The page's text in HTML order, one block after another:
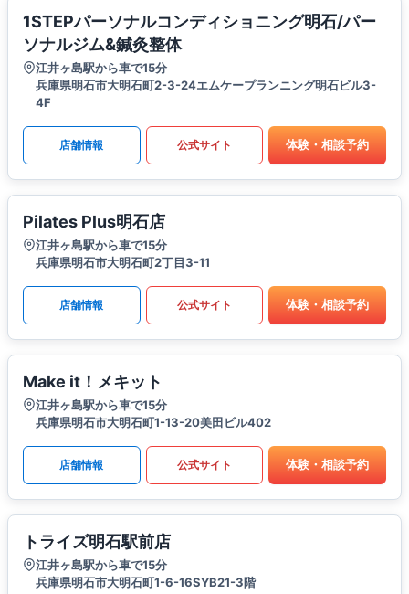
1STEPパーソナルコンディショニング明石/パー
ソナルジム&鍼灸整体
江井ヶ島駅から車で15分
兵庫県明石市大明石町2-3-24エムケープランニング明石ビル3-
4F
店舗情報 公式サイト 体験・相談予約
Pilates Plus明石店
江井ヶ島駅から車で15分
兵庫県明石市大明石町2丁目3-11
店舗情報 公式サイト 体験・相談予約
Make it！メキット
江井ヶ島駅から車で15分
兵庫県明石市大明石町1-13-20美田ビル402
店舗情報 公式サイト 体験・相談予約
トライズ明石駅前店
江井ヶ島駅から車で15分
兵庫県明石市大明石町1-6-16SYB21-3階